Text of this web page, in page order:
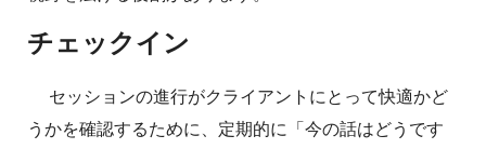
チェックイン
セッションの進行がクライアントにとって快適かど
うかを確認するために、定期的に「今の話はどうです